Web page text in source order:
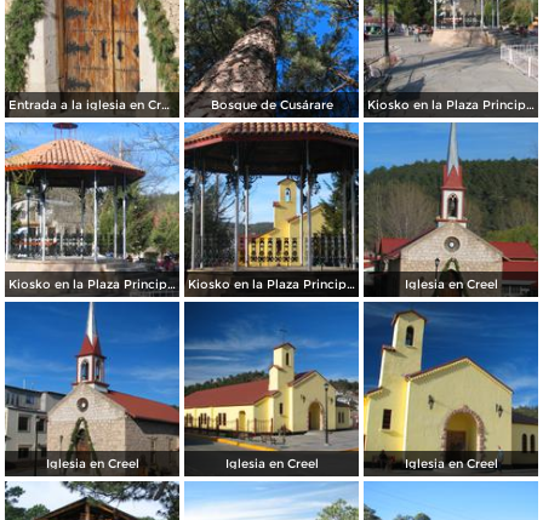
Entrada a la iglesia en Creel Bosque de Cusárare Kiosko en la Plaza Principal de Creel
Kiosko en la Plaza Principal de Creel Kiosko en la Plaza Principal de Creel Iglesia en Creel
Iglesia en Creel Iglesia en Creel Iglesia en Creel